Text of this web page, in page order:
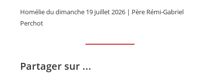
Homélie du dimanche 19 juillet 2026 | Père Rémi-Gabriel
Perchot
Partager sur ...